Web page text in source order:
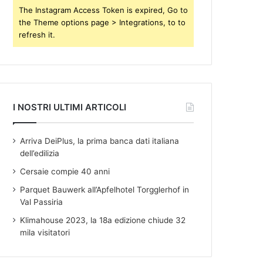
The Instagram Access Token is expired, Go to
the Theme options page > Integrations, to to
refresh it.
I NOSTRI ULTIMI ARTICOLI
Arriva DeiPlus, la prima banca dati italiana
dell’edilizia
Cersaie compie 40 anni
Parquet Bauwerk all’Apfelhotel Torgglerhof in
Val Passiria
Klimahouse 2023, la 18a edizione chiude 32
mila visitatori